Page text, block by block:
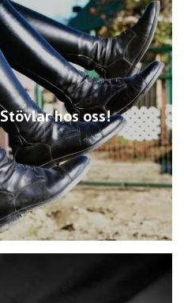
hos oss!